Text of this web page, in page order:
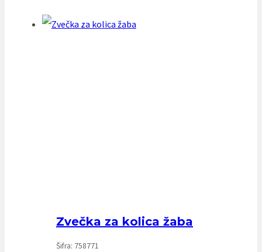
Zvečka za kolica žaba
Šifra: 758771